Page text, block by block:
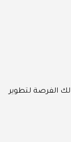
الفرصة لتطوير